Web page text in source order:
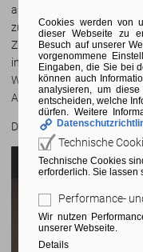
allen Bereichen der
zur Verfügung. Dazu
Zusammenhang mit
initiiert werden. Das
Wedel gegründet.
Abschlussarbeiten
Das Labor liegt im
Cookies werden von
dieser Webseite zu
Besuch auf unserer
vorgenommene
Eingaben, die Sie bei
können auch
analysieren, um
entscheiden, welche
dürfen. Weitere
Technische
Technische Cookies
erforderlich. Sie lassen
Performance-
Wir nutzen
unserer Webseite.
Details